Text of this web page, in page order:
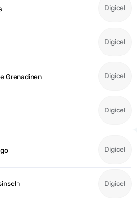
Digicel
Digicel
Grenadinen Digicel
Digicel
Digicel
Digicel